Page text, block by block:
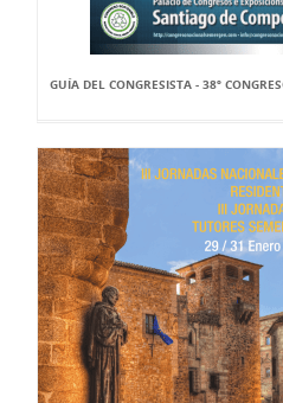
GUÍA DEL CONGRESISTA - 38º